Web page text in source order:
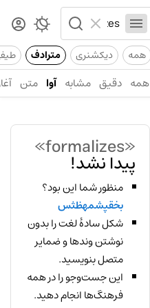
همه دیکشنری مترادف
همه دقیق مشابه آوا متن
«formalizes»
پیدا نشد!
منظور شما این بود؟
بخقپشمهظثس
شکل سادهٔ لغت را بدون
نوشتن وندها و ضمایر
متصل بنویسید.
این جست‌وجو را در همه
فرهنگ‌ها انجام دهید.